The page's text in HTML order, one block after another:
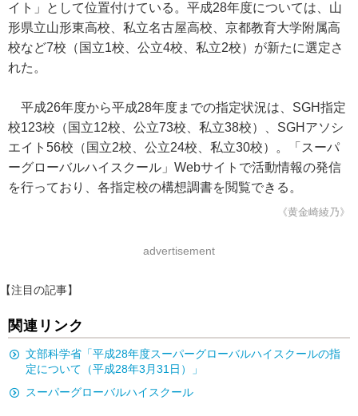
イト」として位置付けている。平成28年度については、山
形県立山形東高校、私立名古屋高校、京都教育大学附属高
校など7校（国立1校、公立4校、私立2校）が新たに選定さ
れた。
平成26年度から平成28年度までの指定状況は、SGH指定
校123校（国立12校、公立73校、私立38校）、SGHアソシ
エイト56校（国立2校、公立24校、私立30校）。「スーパ
ーグローバルハイスクール」Webサイトで活動情報の発信
を行っており、各指定校の構想調書を閲覧できる。
《黄金崎綾乃》
advertisement
【注目の記事】
関連リンク
文部科学省「平成28年度スーパーグローバルハイスクールの指
定について（平成28年3月31日）」
スーパーグローバルハイスクール